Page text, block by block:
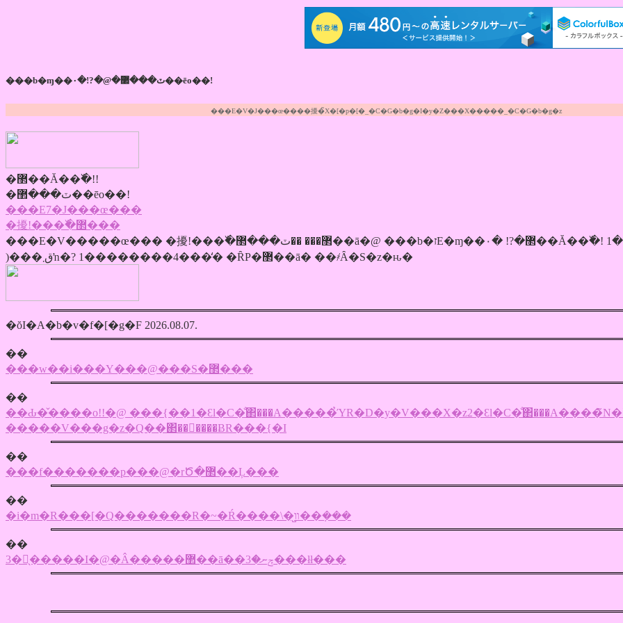
���b�ɱ��۰�!?�@�ٽ���޲��ēo��!
���E�V�J���œ����擾�̃X�[�p�[�_�C�G�b�g�I�y�Z���X�����_�C�G�b�g�z
�޲��Ă��߰�!!
�ٽ���޲��ēo��!
���E7�J���œ���
�擾!���߰�޲���
���E�V�����œ��� �擾!���߰�޲��� ��ٽ���޲��ā�@ ���b�זE�ɱ��۰� !?�޲��Ă��߰�! 1�����Ű5�ۖڕW�I ���錴�����זE(��
)���ق܂ŉ�? 1��������4���̒� �ȒP�޲��ā� ��҂Ȃ�S�z�ԋ�
�ŏI�A�b�v�f�[�g�F 2026.08.07.
��
���w��i���Y���@���S�޲���
��
��Ԃ�̌����o!!�@
�����V���g�z�Q��΂��񂪌����ɃR���{�I
��
���f�������p���@�rԾ�޲��Ļ���
��
�i�m�R���[�Q�������R�~�Ŕ����\�̺װ��݂���
��
3�̖�����I�@�Â�����޲��ā��ݼނ�3���łł���